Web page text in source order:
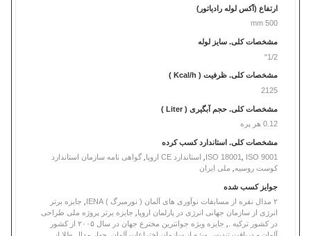
ارتفاع (آکس لوله رادیاتور)
500 mm
مشخصات کلی. سایز لوله
1/2"
مشخصات کلی. ظرفیت ( Kcal/h )
2125
مشخصات کلی. حجم آبگیری ( Liter )
0.12 هر پره
مشخصات کلی. استاندارد کسب کرده
ISO 18001
ISO 9001 استاندارد CE اروپا ,گواهی نامه سازمان استاندارد
کوست روسیه
ملی ایران
جوایز کسب شده
۲ مدال نقره از مسابقات نوآوری های آلمان ( نورمبرگ ) IENA
جایزه برتر
انرژی از سازمان جهانی انرژی در پارلمان اروپا
جایزه برتر پروژه ملی طراحی
در کشور ترکیه .
جایزه ویژه جوانترین مخترع جهان در سال ۲۰۰۵ از کشور